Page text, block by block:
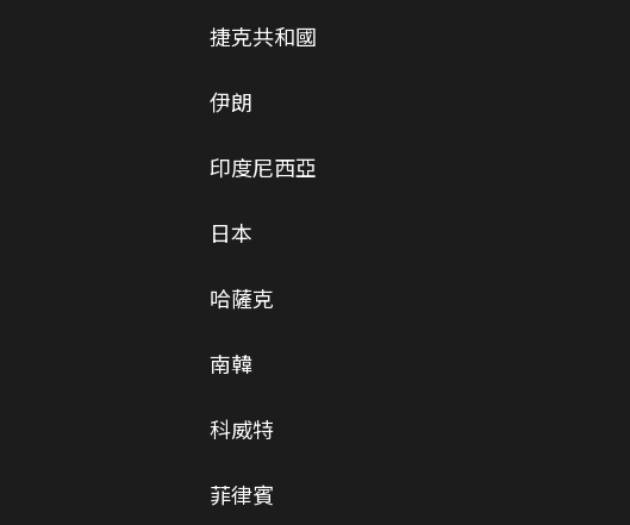
捷克共和國
伊朗
印度尼西亞
日本
哈薩克
南韓
科威特
菲律賓